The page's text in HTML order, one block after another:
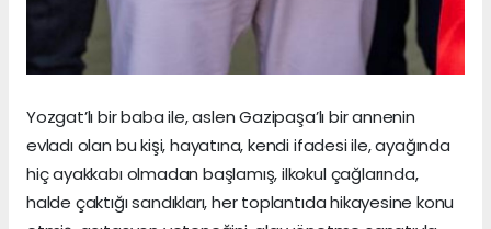
Yozgat’lı bir baba ile, aslen Gazipaşa’lı bir annenin
evladı olan bu kişi, hayatına, kendi ifadesi ile, ayağında
hiç ayakkabı olmadan başlamış, ilkokul çağlarında,
halde çaktığı sandıkları, her toplantıda hikayesine konu